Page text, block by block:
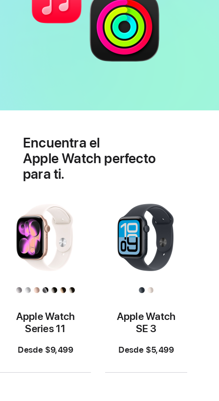
cardiaca
Encuentra el
Apple Watch perfecto
para ti.
Apple Watch
Series 11
Desde $9,499
Apple Watch
SE 3
Desde $5,499